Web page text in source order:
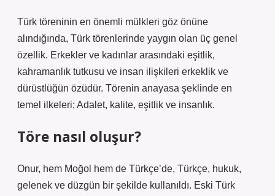
Türk töreninin en önemli mülkleri göz önüne
alındığında, Türk törenlerinde yaygın olan üç genel
özellik. Erkekler ve kadınlar arasındaki eşitlik,
kahramanlık tutkusu ve insan ilişkileri erkeklik ve
dürüstlüğün özüdür. Törenin anayasa şeklinde en
temel ilkeleri; Adalet, kalite, eşitlik ve insanlık.
Töre nasıl oluşur?
Onur, hem Moğol hem de Türkçe’de, Türkçe, hukuk,
gelenek ve düzgün bir şekilde kullanıldı. Eski Türk